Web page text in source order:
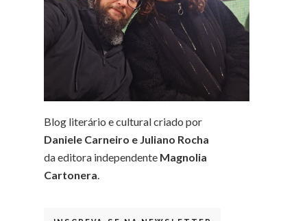
Blog literário e cultural criado por
Daniele Carneiro e Juliano Rocha
da editora independente Magnolia
Cartonera.